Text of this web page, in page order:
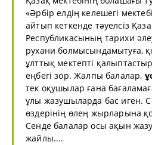
«Әрбір елдің келешегі
айтып кеткенде тәуелсіз
Республикасының тарихи
рухани болмысындамытуға,
ұлттық мектепті
еңбегі зор. Жалпы балалар,
тек оқушылар ғана
ұлы жазушыларда бас иген.
өздерінің өлең жырларына
Сенде балалар осы ақын
жайлы....